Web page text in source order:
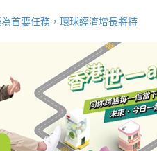
首要任務，環球經濟增長將持